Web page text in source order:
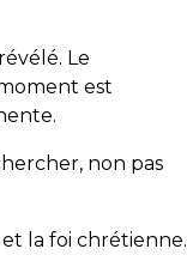
Le
est
non pas
la foi chrétienne.